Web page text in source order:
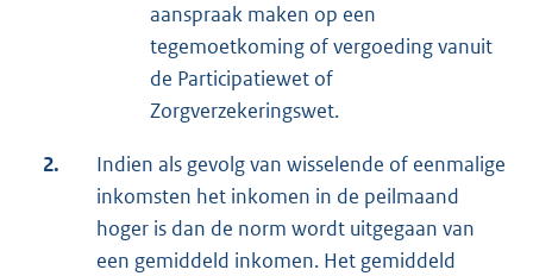
aanspraak maken op een
tegemoetkoming of vergoeding vanuit
de Participatiewet of
Zorgverzekeringswet.
2.
Indien als gevolg van wisselende of eenmalige
inkomsten het inkomen in de peilmaand
hoger is dan de norm wordt uitgegaan van
een gemiddeld inkomen. Het gemiddeld